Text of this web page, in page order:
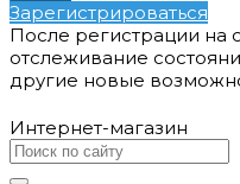
Зарегистрироваться
После регистрации на
отслеживание
другие новые
Интернет-магазин